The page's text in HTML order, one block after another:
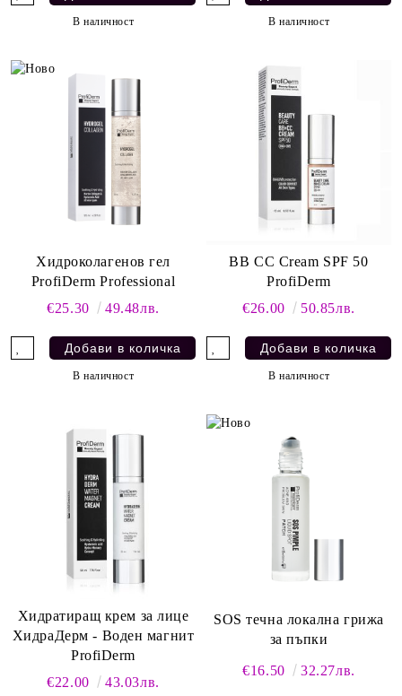
В наличност В наличност
Хидроколагенов гел
ProfiDerm Professional
€25.30
49.48лв.
В наличност
BB CC Cream SPF 50
ProfiDerm
€26.00
50.85лв.
В наличност
Хидратиращ крем за лице
ХидраДерм - Воден магнит
ProfiDerm
€22.00
43.03лв.
SOS течна локална грижа
за пъпки
€16.50 32.27лв.